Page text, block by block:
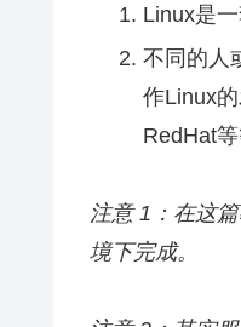
Linux是
不同的人
作Linux
RedHat等
注意 1：在这
境下完成。